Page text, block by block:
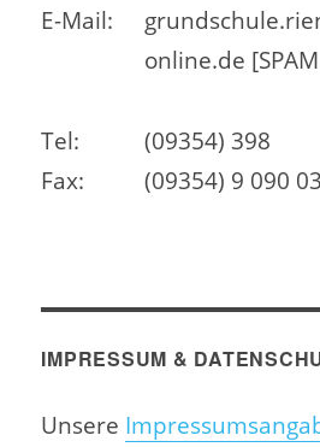
E-Mail:
online.de
Tel:
(09354) 398
Fax:
(09354) 9 090
IMPRESSUM &
Unsere